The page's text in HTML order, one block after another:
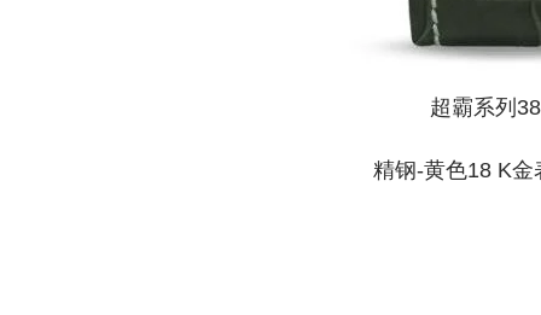
超霸系列
精钢‑黄色18 K